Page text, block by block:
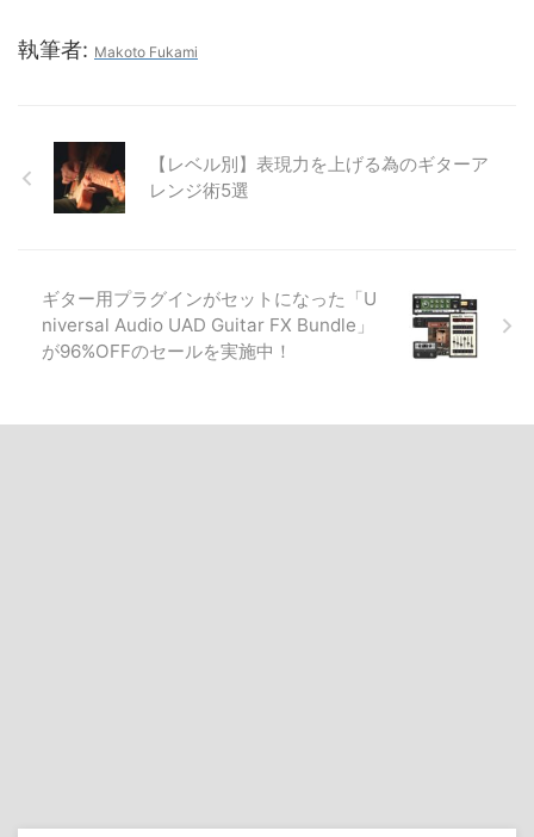
執筆者: Makoto Fukami
【レベル別】表現力を上げる為のギターア
レンジ術5選
ギター用プラグインがセットになった「U
niversal Audio UAD Guitar FX Bundle」
が96%OFFのセールを実施中！